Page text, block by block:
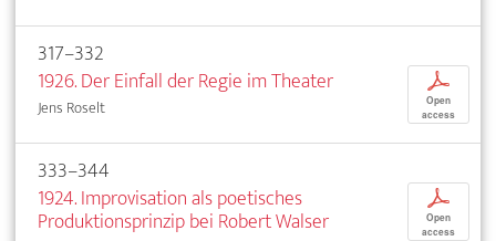
317–332
1926. Der Einfall der Regie im Theater
Jens Roselt
p
Open
access
333–344
1924. Improvisation als poetisches
Produktionsprinzip bei Robert Walser
p
Open
access